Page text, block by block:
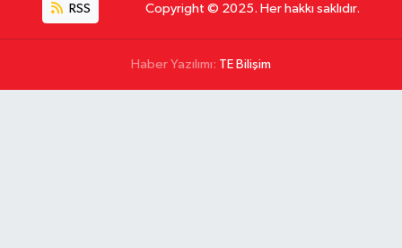
RSS Copyright © 2025. Her hakkı saklıdır.
Haber Yazılımı: TE Bilişim